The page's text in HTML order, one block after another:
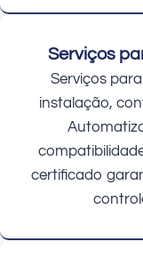
Serviços
Serviços
instalação,
certificado